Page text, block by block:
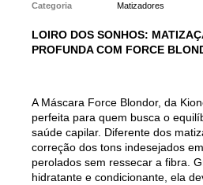
Categoria Matizadores
LOIRO DOS SONHOS:
PROFUNDA COM FORCE
A Máscara Force Blondor, da
perfeita para quem busca o
saúde capilar. Diferente dos
correção dos tons indesejados
perolados sem ressecar a fibra.
hidratante e condicionante, ela